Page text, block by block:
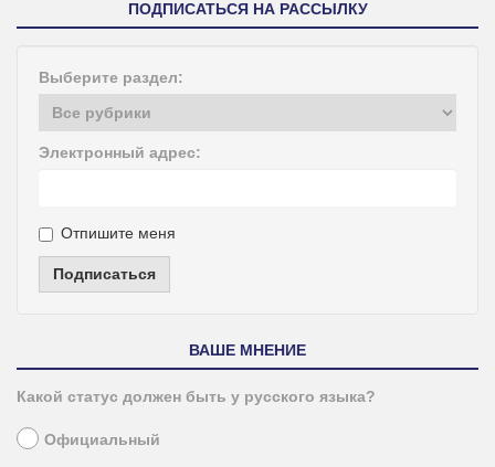
ПОДПИСАТЬСЯ НА РАССЫЛКУ
Выберите раздел:
Электронный адрес:
Отпишите меня
Подписаться
ВАШЕ МНЕНИЕ
Какой статус должен быть у русского языка?
Официальный